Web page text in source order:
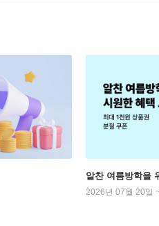
알찬 여름방학을
2026년 07월 20일